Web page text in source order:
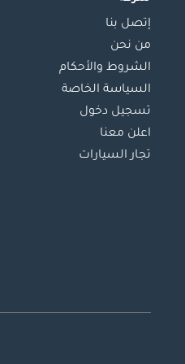
إتصل بنا
من نحن
الشروط والأحكام
السياسة الخاصة
تسجيل دخول
اعلن معنا
تجار السيارات